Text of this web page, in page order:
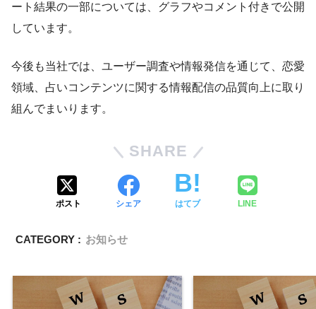
ート結果の一部については、グラフやコメント付きで公開
しています。
今後も当社では、ユーザー調査や情報発信を通じて、恋愛
領域、占いコンテンツに関する情報配信の品質向上に取り
組んでまいります。
SHARE
ポスト シェア はてブ LINE
CATEGORY : お知らせ